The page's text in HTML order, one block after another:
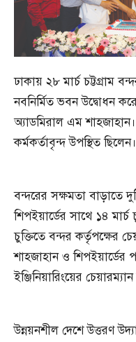
ঢাকায় ২৮ মার্চ চট্টগ্রাম
নবনির্মিত ভবন উদ্বোধন
অ্যাডমিরাল এম
কর্মকর্তাবৃন্দ উপস্থিত ছিলেন।
বন্দরের সক্ষমতা বাড়াতে
শিপইয়ার্ডের সাথে ১৪ মার্চ
চুক্তিতে বন্দর কর্তৃপক্ষের
শাহজাহান ও শিপইয়ার্ডের
ইঞ্জিনিয়ারিংয়ের
উন্নয়নশীল দেশে উত্তরণ